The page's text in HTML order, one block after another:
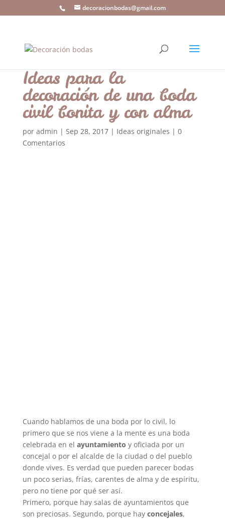
decoracionbodas@gmail.com
Ideas para la
decoración de una boda
civil bonita y con alma
por admin | Sep 28, 2017| Ideas originales | 0
Comentarios
Cuando hablamos de una boda por lo civil, lo
primero que se nos viene a la mente es una boda
celebrada en el ayuntamiento y oficiada por un
concejal o por el alcalde de la ciudad o del pueblo
donde vives. Es verdad que pueden parecer bodas
un poco serias, frías, carentes de alma y de espíritu,
pero no tiene por qué ser así.
Primero, porque hay salas de ayuntamientos que
son preciosas. Segundo, porque hay concejales,